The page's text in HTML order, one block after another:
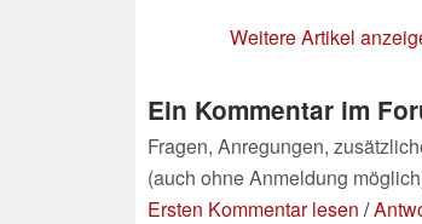
Weitere Artikel
Ein Kommentar im
Fragen, Anregungen,
(auch ohne Anmeldung
Ersten Kommentar lesen /